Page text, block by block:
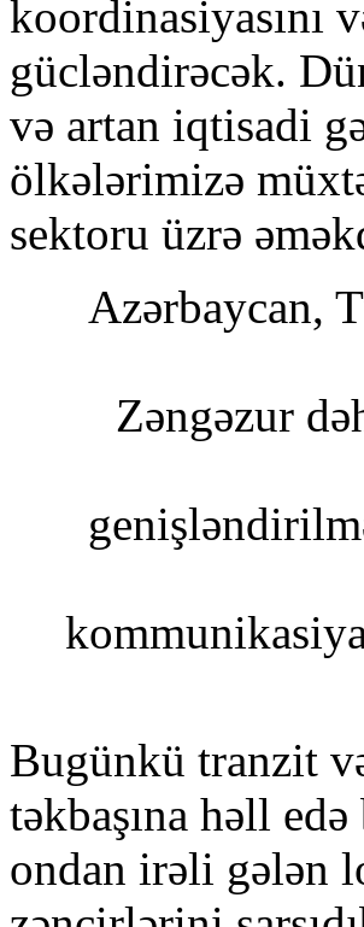
koordinasiyasını
gücləndirəcək.
və artan iqtisadi
ölkələrimizə
sektoru üzrə
Azərbaycan,
Zəngəzur
Bugünkü tranzit
təkbaşına həll
ondan irəli gələn